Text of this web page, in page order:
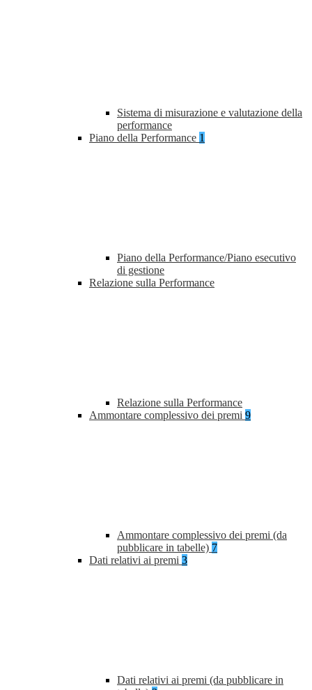
Sistema di misurazione e valutazione della
performance
Piano della Performance 1
Piano della Performance/Piano esecutivo
di gestione
Relazione sulla Performance
Relazione sulla Performance
Ammontare complessivo dei premi 9
Ammontare complessivo dei premi (da
pubblicare in tabelle) 7
Dati relativi ai premi 3
Dati relativi ai premi (da pubblicare in